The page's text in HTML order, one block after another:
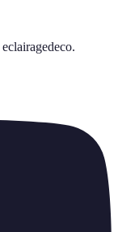
eclairagedeco.